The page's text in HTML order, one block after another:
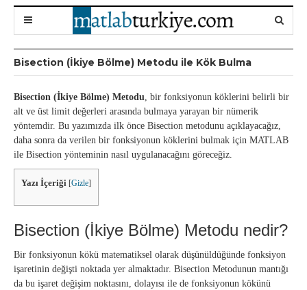
Bisection (İkiye Bölme) Metodu ile Kök Bulma
Bisection (İkiye Bölme) Metodu, bir fonksiyonun köklerini belirli bir
alt ve üst limit değerleri arasında bulmaya yarayan bir nümerik
yöntemdir. Bu yazımızda ilk önce Bisection metodunu açıklayacağız,
daha sonra da verilen bir fonksiyonun köklerini bulmak için MATLAB
ile Bisection yönteminin nasıl uygulanacağını göreceğiz.
Yazı İçeriği [Gizle]
Bisection (İkiye Bölme) Metodu nedir?
Bir fonksiyonun kökü matematiksel olarak düşünüldüğünde fonksiyon
işaretinin değişti noktada yer almaktadır. Bisection Metodunun mantığı
da bu işaret değişim noktasını, dolayısı ile de fonksiyonun kökünü